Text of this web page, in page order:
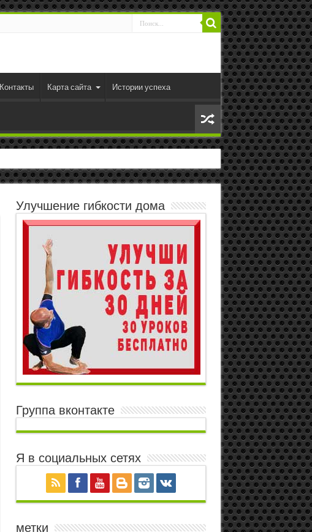
Контакты Карта сайта Истории успеха
Улучшение гибкости дома
Группа вконтакте
Я в социальных сетях
метки